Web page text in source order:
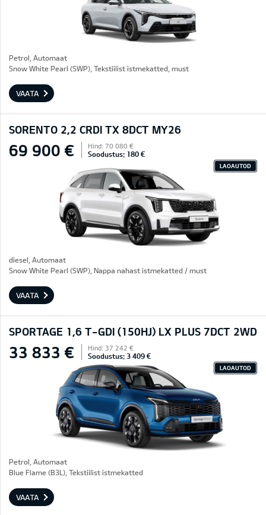
Petrol, Automaat
Snow White Pearl (SWP), Tekstiilist istmekatted, must
VAATA
SORENTO 2,2 CRDI TX 8DCT MY26
69 900 € Hind: 70 080 €
Soodustus: 180 €
LAOAUTOD
diesel, Automaat
Snow White Pearl (SWP), Nappa nahast istmekatted / must
VAATA
SPORTAGE 1,6 T-GDI (150HJ) LX PLUS 7DCT 2WD
33 833 € Hind: 37 242 €
Soodustus: 3 409 €
LAOAUTOD
Petrol, Automaat
Blue Flame (B3L), Tekstiilist istmekatted
VAATA